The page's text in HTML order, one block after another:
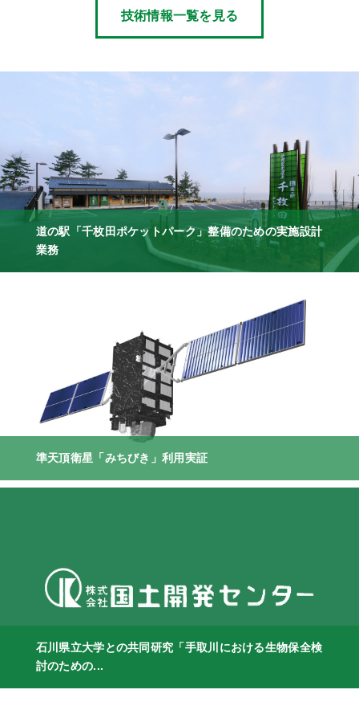
技術情報一覧を見る
道の駅「千枚田ポケットパーク」整備のための実施設計
業務
準天頂衛星「みちびき」利用実証
石川県立大学との共同研究「手取川における生物保全検
討のための...